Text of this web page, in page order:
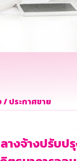
/ ประกาศขาย
างจ้างปรับป